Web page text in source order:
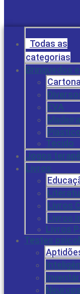
Todas as
categorias
Brinquedos
EVA
Madeira
Plástico
Tecido
Jogos
Livros
Livros
Livros
Livros
Testes